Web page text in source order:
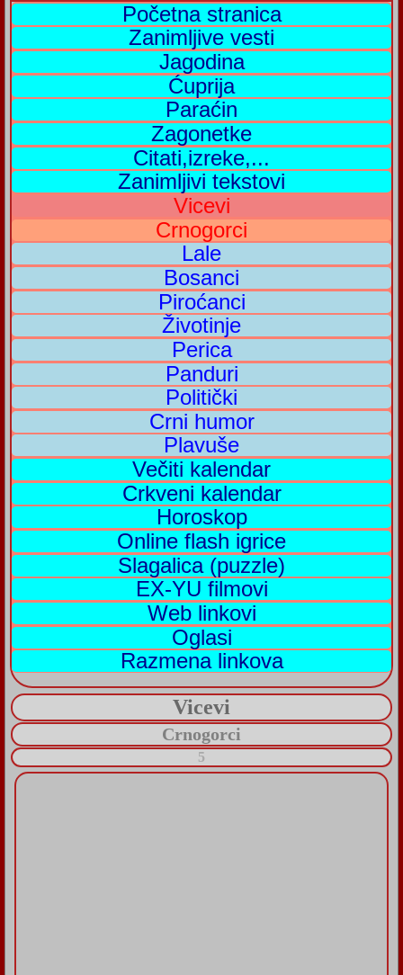
Početna stranica
Zanimljive vesti
Jagodina
Ćuprija
Paraćin
Zagonetke
Citati,izreke,...
Zanimljivi tekstovi
Vicevi
Crnogorci
Lale
Bosanci
Piroćanci
Životinje
Perica
Panduri
Politički
Crni humor
Plavuše
Večiti kalendar
Crkveni kalendar
Horoskop
Online flash igrice
Slagalica (puzzle)
EX-YU filmovi
Web linkovi
Oglasi
Razmena linkova
Vicevi
Crnogorci
5